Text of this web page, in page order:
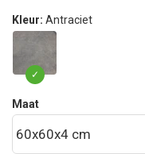
Kleur: Antraciet
Maat